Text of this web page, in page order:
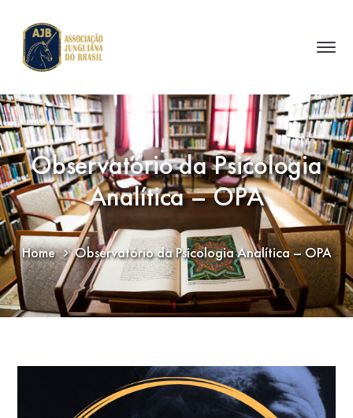
Observatório da Psicologia
Analítica – OPA
Home Observatório da Psicologia Analítica – OPA